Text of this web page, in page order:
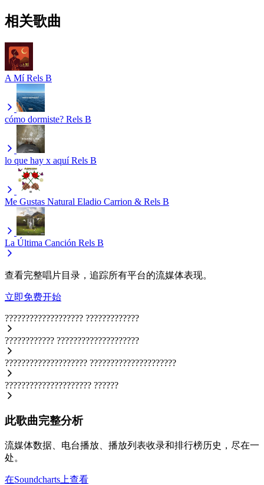
相关歌曲
A Mí Rels B
cómo dormiste? Rels B
lo que hay x aquí Rels B
Me Gustas Natural Eladio Carrion & Rels B
La Última Canción Rels B
查看完整唱片目录，追踪所有平台的流媒体表现。
立即免费开始
??????????????????? ?????????????
???????????? ????????????????????
???????????????????? ?????????????????????
????????????????????? ??????
此歌曲完整分析
流媒体数据、电台播放、播放列表收录和排行榜历史，尽在一
处。
在Soundcharts上查看